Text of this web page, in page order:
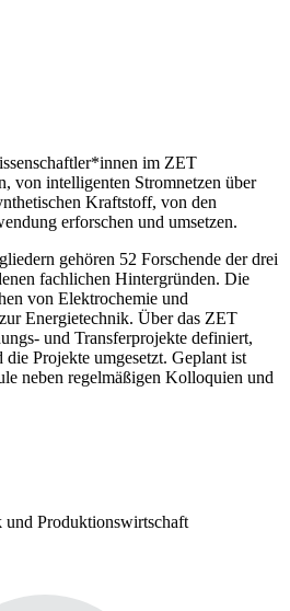
im ZET
von intelligenten Stromnetzen über
Kraftstoff, von den
erforschen und umsetzen.
gehören 52 Forschende der drei
fachlichen Hintergründen. Die
von Elektrochemie und
Energietechnik. Über das ZET
und Transferprojekte definiert,
Projekte umgesetzt. Geplant ist
neben regelmäßigen Kolloquien und
Produktionswirtschaft